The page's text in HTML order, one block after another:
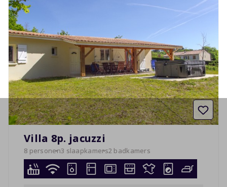
Villa 8p. jacuzzi
8 personen3 slaapkamers2 badkamers